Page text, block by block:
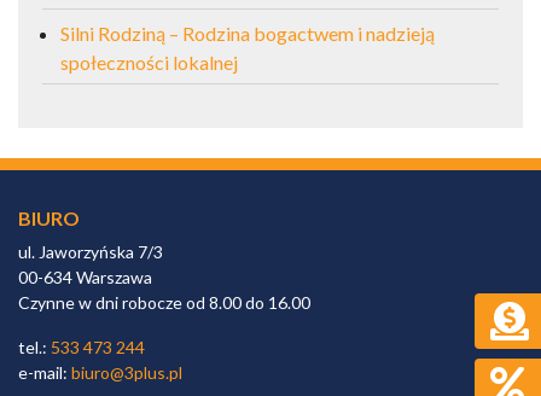
Silni Rodziną – Rodzina bogactwem i nadzieją
społeczności lokalnej
BIURO
ul. Jaworzyńska 7/3
00-634 Warszawa
Czynne w dni robocze od 8.00 do 16.00
tel.: 533 473 244
e-mail: biuro@3plus.pl